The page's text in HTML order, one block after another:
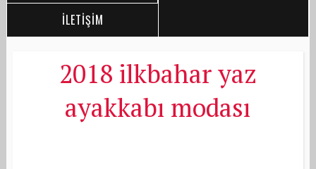
İLETİŞİM
2018 ilkbahar yaz
ayakkabı modası